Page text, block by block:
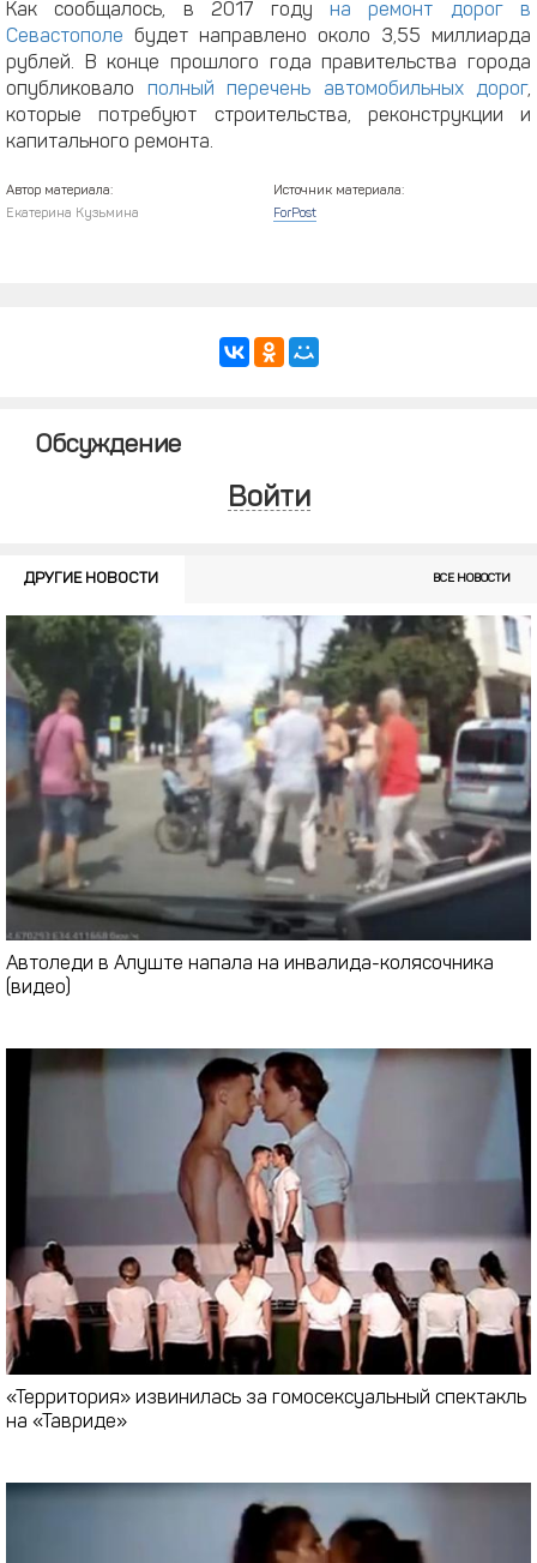
Как сообщалось, в 2017 году на ремонт дорог в
Севастополе будет направлено около 3,55 миллиарда
рублей. В конце прошлого года правительства города
опубликовало полный перечень автомобильных дорог,
которые потребуют строительства, реконструкции и
капитального ремонта.
Автор материала:
Екатерина Кузьмина
Источник материала:
ForPost
Обсуждение
Войти
Автоледи в Алуште напала на инвалида-колясочника
(видео)
«Территория» извинилась за гомосексуальный спектакль
на «Тавриде»
ДРУГИЕ НОВОСТИ ВСЕ НОВОСТИ